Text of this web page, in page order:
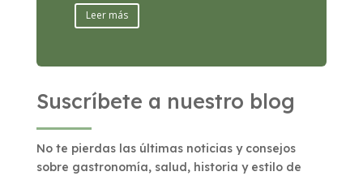
Leer más
Suscríbete a nuestro blog
No te pierdas las últimas noticias y consejos
sobre gastronomía, salud, historia y estilo de